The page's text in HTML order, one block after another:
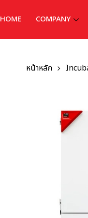
HOME COMPANY
หน้าหลัก